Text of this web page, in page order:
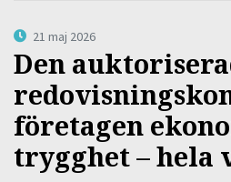
21 maj 2026
Den
företagen
trygghet – hela